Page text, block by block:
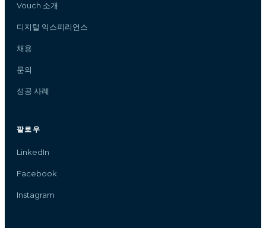
Vouch 소개
디지털 익스피리언스
채용
문의
성공 사례
팔로우
LinkedIn
Facebook
Instagram